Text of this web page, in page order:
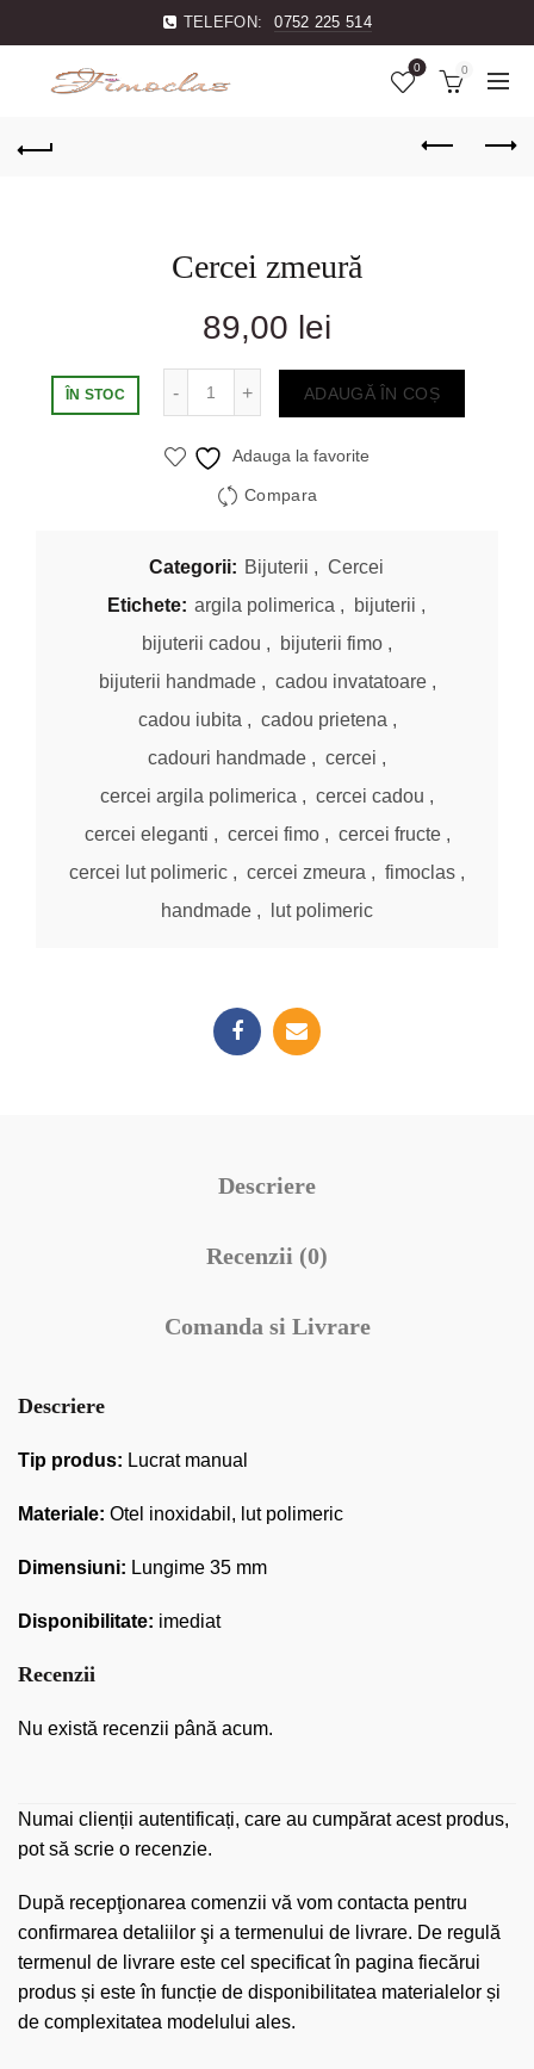
TELEFON: 0752 225 514
0 0
Cercei zmeură
89,00 lei
ÎN STOC ADAUGĂ ÎN COȘ
Adauga la favorite
Compara
Categorii: Bijuterii , Cercei
Etichete: argila polimerica , bijuterii ,
bijuterii cadou , bijuterii fimo ,
bijuterii handmade , cadou invatatoare ,
cadou iubita , cadou prietena ,
cadouri handmade , cercei ,
cercei argila polimerica , cercei cadou ,
cercei eleganti , cercei fimo , cercei fructe ,
cercei lut polimeric , cercei zmeura , fimoclas ,
handmade , lut polimeric
Descriere
Recenzii (0)
Comanda si Livrare
Descriere
Tip produs: Lucrat manual
Materiale: Otel inoxidabil, lut polimeric
Dimensiuni: Lungime 35 mm
Disponibilitate: imediat
Recenzii
Nu există recenzii până acum.
Numai clienții autentificați, care au cumpărat acest produs,
pot să scrie o recenzie.
După recepţionarea comenzii vă vom contacta pentru
confirmarea detaliilor şi a termenului de livrare. De regulă
termenul de livrare este cel specificat în pagina fiecărui
produs și este în funcție de disponibilitatea materialelor și
de complexitatea modelului ales.